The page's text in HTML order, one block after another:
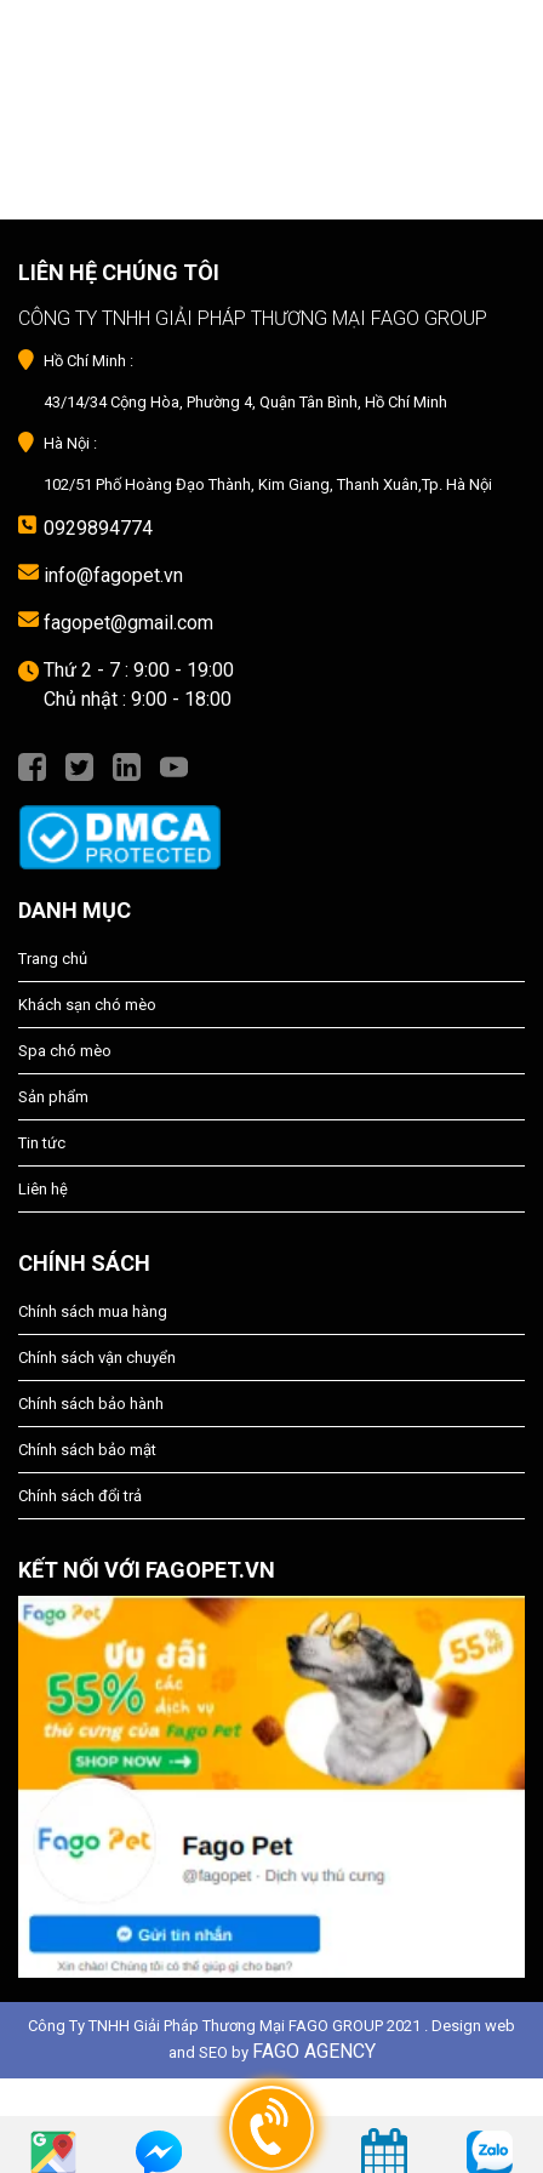
LIÊN HỆ CHÚNG TÔI
CÔNG TY TNHH GIẢI PHÁP THƯƠNG MẠI FAGO GROUP
Hồ Chí Minh :
43/14/34 Cộng Hòa, Phường 4, Quận Tân Bình, Hồ Chí Minh
Hà Nội :
102/51 Phố Hoàng Đạo Thành, Kim Giang, Thanh Xuân,Tp. Hà Nội
0929894774
info@fagopet.vn
fagopet@gmail.com
Thứ 2 - 7 : 9:00 - 19:00
Chủ nhật : 9:00 - 18:00
DANH MỤC
Trang chủ
Khách sạn chó mèo
Spa chó mèo
Sản phẩm
Tin tức
Liên hệ
CHÍNH SÁCH
Chính sách mua hàng
Chính sách vận chuyển
Chính sách bảo hành
Chính sách bảo mật
Chính sách đổi trả
KẾT NỐI VỚI FAGOPET.VN
Công Ty TNHH Giải Pháp Thương Mại FAGO GROUP 2021 . Design web
and SEO by FAGO AGENCY